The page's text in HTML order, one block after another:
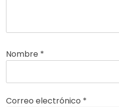
Nombre *
Correo electrónico *